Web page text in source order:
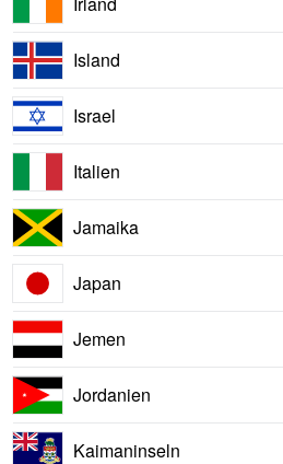
Island
Israel
Italien
Jamaika
Japan
Jemen
Jordanien
Kaimaninseln